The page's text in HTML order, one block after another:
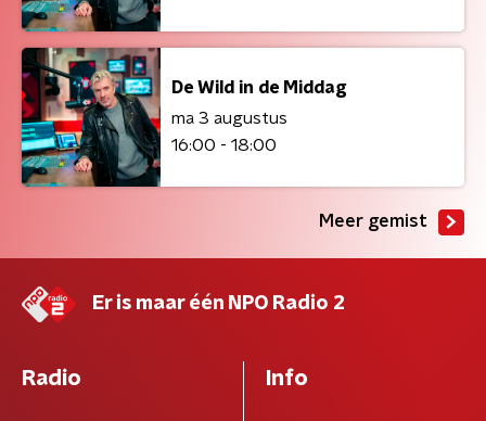
De Wild in de Middag
ma 3 augustus
16:00 - 18:00
Meer gemist
Er is maar één NPO Radio 2
Radio Info